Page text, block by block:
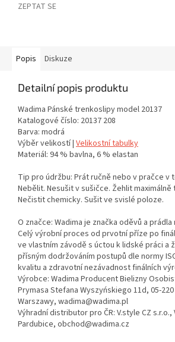
ZEPTAT SE
Popis Diskuze
Detailní popis produktu
Wadima Pánské trenkoslipy model 20137
Katalogové číslo: 20137 208
Barva: modrá
Výběr velikostí | Velikostní tabulky
Materiál: 94 % bavlna, 6 % elastan
Tip pro údržbu: Prát ručně nebo v pračce v
Nebělit. Nesušit v sušičce. Žehlit maximálně
Nečistit chemicky. Sušit ve svislé poloze.
O značce: Wadima je značka oděvů a
Celý výrobní proces od prvotní příze po
ve vlastním závodě s úctou k lidské práci a
přísným dodržováním postupů dle normy
kvalitu a zdravotní nezávadnost finálních
Výrobce: Wadima Producent Bielizny
Prymasa Stefana Wyszyńskiego 11d, 05-
Warszawy, wadima@wadima.pl
Výhradní distributor pro ČR: V.style CZ s.r.o.,
Pardubice, obchod@wadima.cz